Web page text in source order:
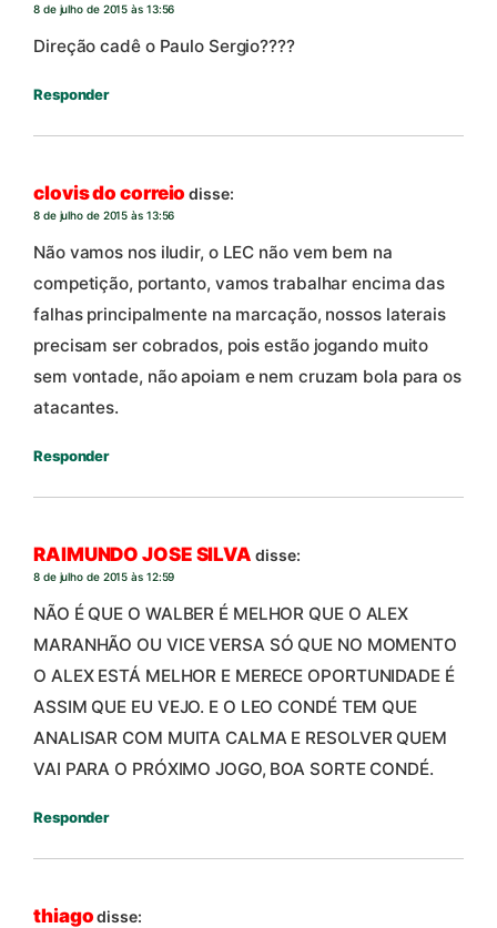
8 de julho de 2015 às 13:56
Direção cadê o Paulo Sergio????
Responder
clovis do correio disse:
8 de julho de 2015 às 13:56
Não vamos nos iludir, o LEC não vem bem na
competição, portanto, vamos trabalhar encima das
falhas principalmente na marcação, nossos laterais
precisam ser cobrados, pois estão jogando muito
sem vontade, não apoiam e nem cruzam bola para os
atacantes.
Responder
RAIMUNDO JOSE SILVA disse:
8 de julho de 2015 às 12:59
NÃO É QUE O WALBER É MELHOR QUE O ALEX
MARANHÃO OU VICE VERSA SÓ QUE NO MOMENTO
O ALEX ESTÁ MELHOR E MERECE OPORTUNIDADE É
ASSIM QUE EU VEJO. E O LEO CONDÉ TEM QUE
ANALISAR COM MUITA CALMA E RESOLVER QUEM
VAI PARA O PRÓXIMO JOGO, BOA SORTE CONDÉ.
Responder
thiagodisse: